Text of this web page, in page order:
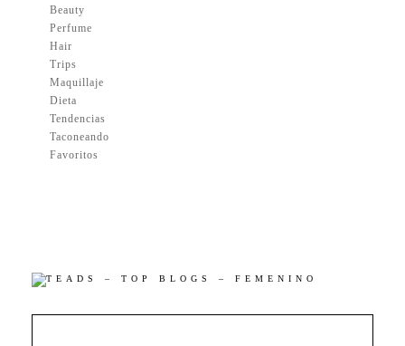
Beauty
Perfume
Hair
Trips
Maquillaje
Dieta
Tendencias
Taconeando
Favoritos